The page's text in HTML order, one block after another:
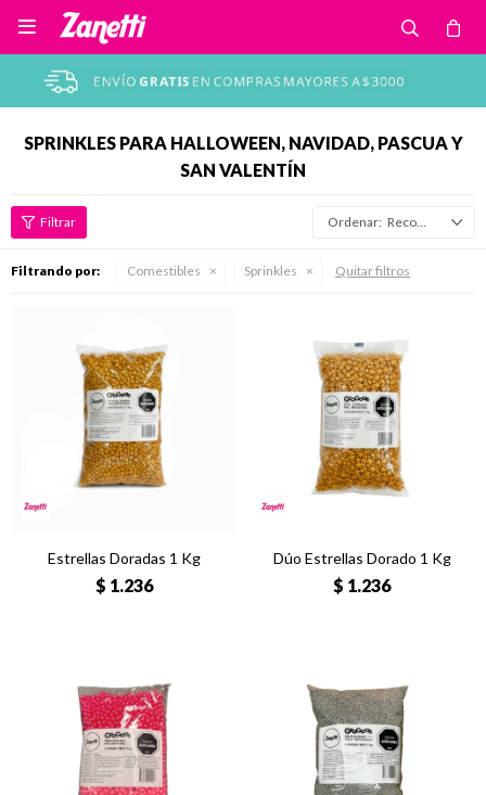

SPRINKLES PARA HALLOWEEN, NAVIDAD, PASCUA Y
SAN VALENTÍN
Recomendados
Filtrando por: Comestibles Sprinkles Quitar filtros
Estrellas Doradas 1 Kg
$ 1.236
Dúo Estrellas Dorado 1 Kg
$ 1.236